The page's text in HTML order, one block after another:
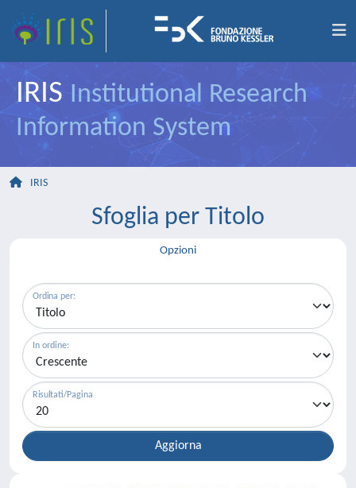
IRIS Institutional Research
Information System
IRIS
Sfoglia per Titolo
Opzioni
Ordina per:
In ordine:
Risultati/Pagina